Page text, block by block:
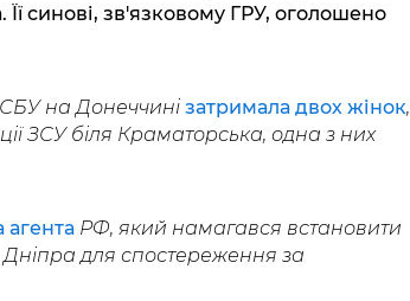
синові, зв'язковому ГРУ, оголошено
на Донеччині затримала двох жінок,
ЗСУ біля Краматорська, одна з них
агента РФ, який намагався встановити
для спостереження за